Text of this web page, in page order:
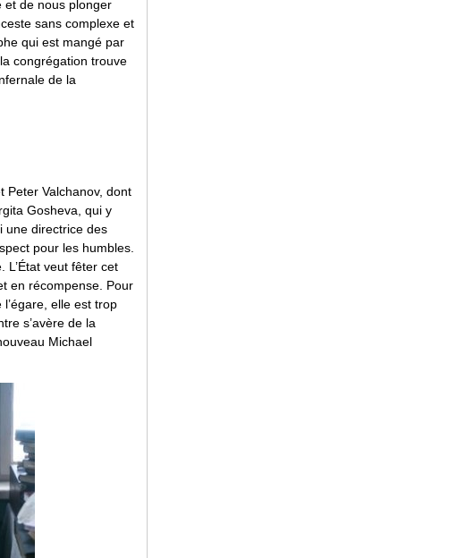
et de nous plonger
sans complexe et
qui est mangé par
congrégation trouve
de la
Peter Valchanov, dont
Gosheva, qui y
une directrice des
pour les humbles.
veut fêter cet
en récompense. Pour
elle est trop
s’avère de la
Michael